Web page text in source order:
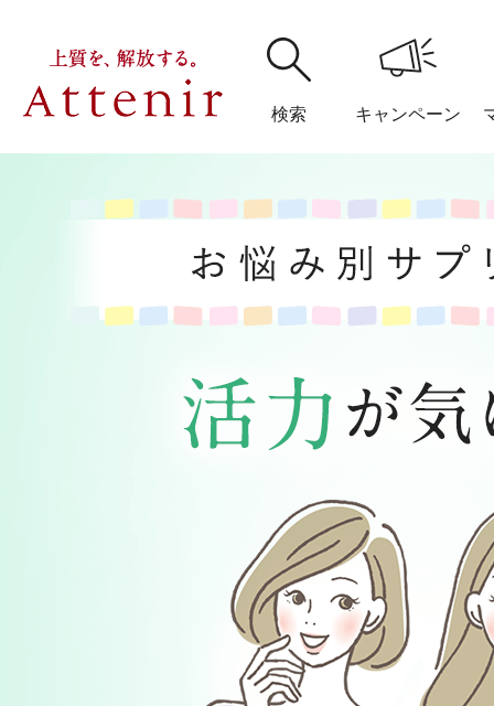
検索 キャンペーン
閲覧履
アテニア
ブランドサイ
アテニアの「